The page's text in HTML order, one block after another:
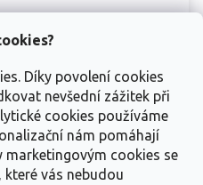
Díky povolení cookies
nevšední zážitek při
cookies používáme
nám pomáhají
marketingovým cookies se
vás nebudou